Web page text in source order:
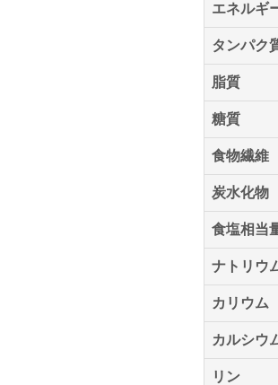
エネルギ
タンパク
脂質
糖質
食物繊維
炭水化物
食塩相当
ナトリウ
カリウム
カルシウ
リン